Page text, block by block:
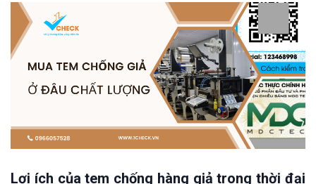
Lợi ích của tem chống hàng giả trong thời đại